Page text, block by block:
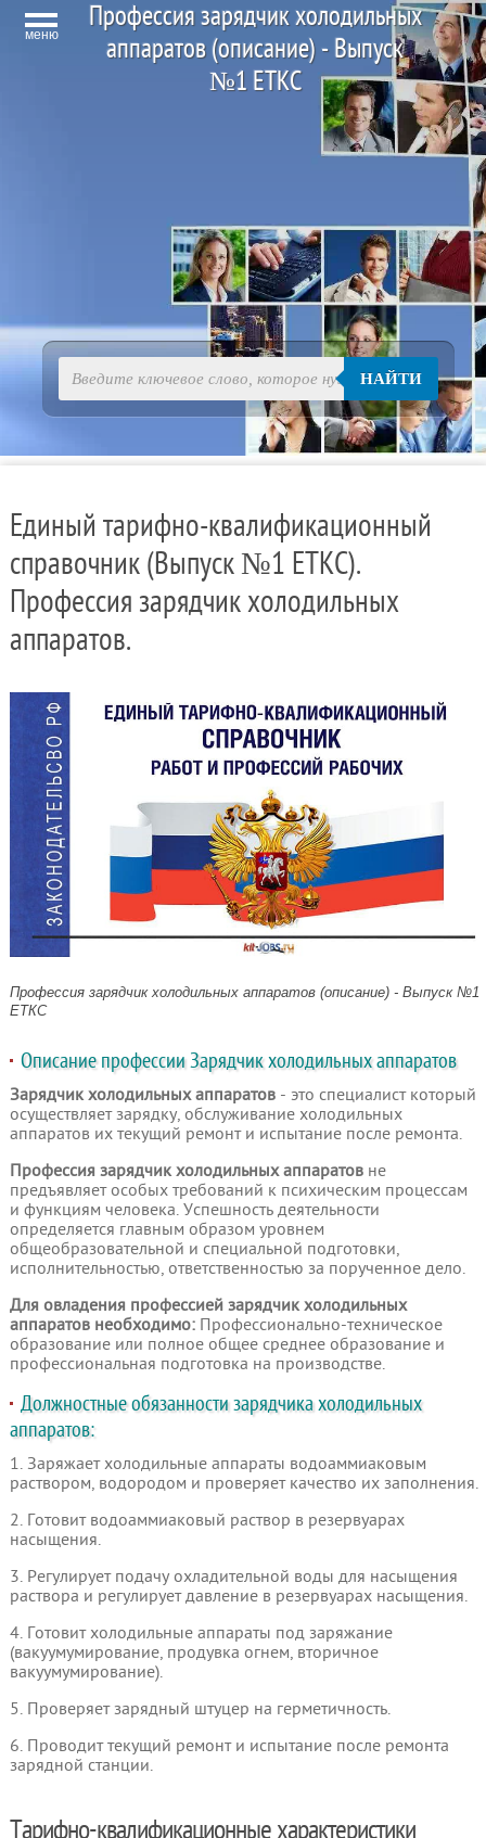
меню
Профессия зарядчик холодильных
аппаратов (описание) - Выпуск
№1 ЕТКС
НАЙТИ
Единый тарифно-квалификационный
справочник (Выпуск №1 ЕТКС).
Профессия зарядчик холодильных
аппаратов.
Профессия зарядчик холодильных аппаратов (описание) - Выпуск №1
ЕТКС
Описание профессии Зарядчик холодильных аппаратов
Зарядчик холодильных аппаратов- это специалист который
осуществляет зарядку, обслуживание холодильных
аппаратов их текущий ремонт и испытание после ремонта.
Профессия зарядчик холодильных аппаратовне
предъявляет особых требований к психическим процессам
и функциям человека. Успешность деятельности
определяется главным образом уровнем
общеобразовательной и специальной подготовки,
исполнительностью, ответственностью за порученное дело.
Для овладения профессией зарядчик холодильных
аппаратов необходимо:Профессионально-техническое
образование или полное общее среднее образование и
профессиональная подготовка на производстве.
Должностные обязанности зарядчика холодильных
аппаратов:
1. Заряжает холодильные аппараты водоаммиаковым
раствором, водородом и проверяет качество их заполнения.
2. Готовит водоаммиаковый раствор в резервуарах
насыщения.
3. Регулирует подачу охладительной воды для насыщения
раствора и регулирует давление в резервуарах насыщения.
4. Готовит холодильные аппараты под заряжание
(вакуумумирование, продувка огнем, вторичное
вакуумумирование).
5. Проверяет зарядный штуцер на герметичность.
6. Проводит текущий ремонт и испытание после ремонта
зарядной станции.
Тарифно-квалификационные характеристики